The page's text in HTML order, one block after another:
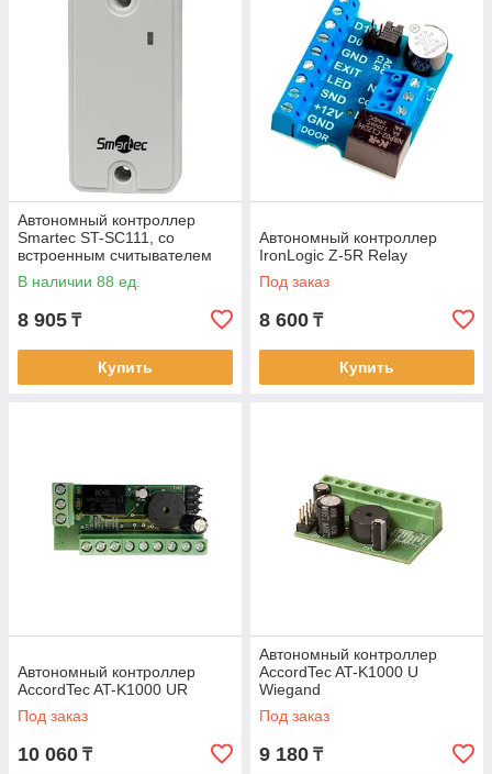
Автономный контроллер
Smartec ST-SC111, со
встроенным считывателем
В наличии 88 ед.
8 905 ₸
Купить
Автономный контроллер
IronLogic Z-5R Relay
Под заказ
8 600 ₸
Купить
Автономный контроллер
AccordTec AT-K1000 UR
Под заказ
10 060 ₸
Автономный контроллер
AccordTec AT-K1000 U
Wiegand
Под заказ
9 180 ₸